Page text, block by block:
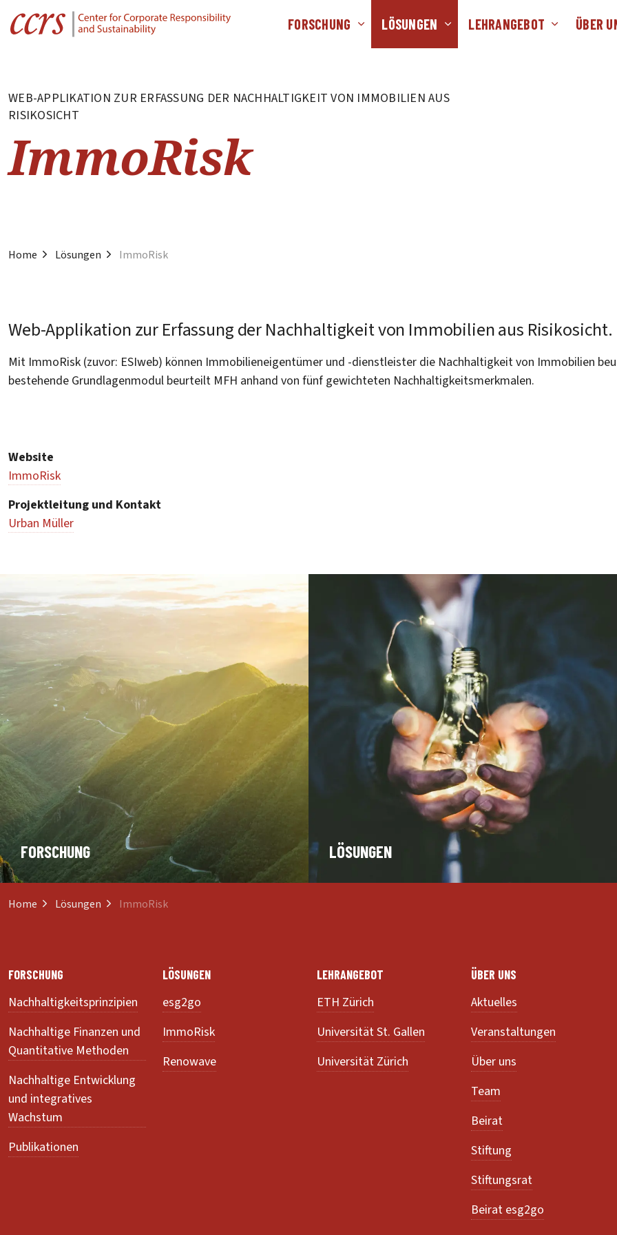
FORSCHUNG LÖSUNGEN LEHRANGEBOT ÜBER
WEB-APPLIKATION ZUR ERFASSUNG DER NACHHALTIGKEIT VON IMMOBILIEN AUS
RISIKOSICHT
ImmoRisk
Home Lösungen ImmoRisk
Web-Applikation zur Erfassung der Nachhaltigkeit von Immobilien aus Risikosicht.
Mit ImmoRisk (zuvor: ESIweb) können Immobilieneigentümer und -dienstleister die Nachhaltigkeit von Immobilien
bestehende Grundlagenmodul beurteilt MFH anhand von fünf gewichteten Nachhaltigkeitsmerkmalen.
Website
ImmoRisk
Projektleitung und Kontakt
Urban Müller
FORSCHUNG LÖSUNGEN
Home Lösungen ImmoRisk
FORSCHUNG
Nachhaltigkeitsprinzipien
Nachhaltige Finanzen und
Quantitative Methoden
Nachhaltige Entwicklung
und integratives
Wachstum
Publikationen
LÖSUNGEN
esg2go
ImmoRisk
Renowave
LEHRANGEBOT
ETH Zürich
Universität St. Gallen
Universität Zürich
ÜBER UNS
Aktuelles
Veranstaltungen
Über uns
Team
Beirat
Stiftung
Stiftungsrat
Beirat esg2go